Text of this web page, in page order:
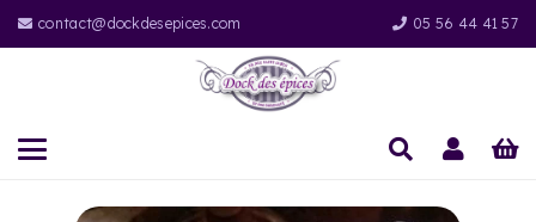
contact@dockdesepices.com 05 56 44 41 57